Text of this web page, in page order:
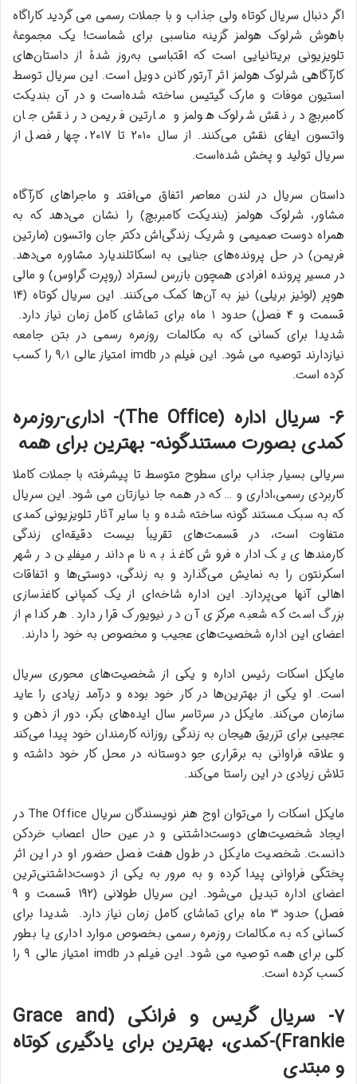
اگر دنبال سریال کوتاه ولی جذاب و با جملات رسمی می گردید کاراگاه
باهوش شرلوک هولمز گزینه مناسبی برای شماست! یک مجموعهٔ
تلویزیونی بریتانیایی است که اقتباسی به‌روز شدهٔ از داستان‌های
کارآگاهی شرلوک هولمز اثر آرتور کانن دویل است. این سریال توسط
استیون موفات و مارک گیتیس ساخته شده‌است و در آن بندیکت
کامبربچ در نقش شرلوک هولمز و مارتین فریمن در نقش جان
واتسون ایفای نقش می‌کنند. از سال ۲۰۱۰ تا ۲۰۱۷، چهار فصل از
سریال تولید و پخش شده‌است.
داستان سریال در لندن معاصر اتفاق می‌افتد و ماجراهای کارآگاه
مشاور، شرلوک هولمز (بندیکت کامبربچ) را نشان می‌دهد که به
همراه دوست صمیمی‌ و شریک زندگی‌اش دکتر جان واتسون (مارتین
فریمن) در حل پرونده‌های جنایی به اسکاتلندیارد مشاوره می‌دهد.
در مسیر پرونده افرادی همچون بازرس لستراد (روپرت گراوس) و مالی
هوپر (لوئیز بریلی) نیز به آن‌ها کمک می‌کنند. این سریال کوتاه (۱۴
قسمت و ۴ فصل) حدود ۱ ماه برای تماشای کامل زمان نیاز دارد.
شدیدا برای کسانی که به مکالمات روزمره رسمی در بتن جامعه
نیازدارند توصیه می شود. این فیلم در imdb امتیاز عالی ۹٫۱ را کسب
کرده است.
۶- سریال اداره (The Office)- اداری-روزمره
کمدی بصورت مستندگونه- بهترین برای همه
سریالی بسیار جذاب برای سطوح متوسط تا پیشرفته با جملات کاملا
کاربردی رسمی،اداری و … که در همه جا نیازتان می شود. این سریال
که به سبک مستند گونه ساخته شده و با سایر آثار تلویزیونی کمدی
متفاوت است، در قسمت‌های تقریباً بیست دقیقه‌ای زندگی
کارمندهای یک اداره فروش کاغذ به نام داندر میفلین در شهر
اسکرنتون را به نمایش می‌گذارد و به زندگی، دوستی‌ها و اتفاقات
اهالی آنها می‌پردازد. این اداره شاخه‌ای از یک کمپانی کاغذسازی
بزرگ است که شعبه مرکزی آن در نیویورک قرار دارد. هر کدام از
اعضای این اداره شخصیت‌های عجیب و مخصوص به خود را دارند.
مایکل اسکات رئیس اداره و یکی از شخصیت‌های محوری سریال
است. او یکی از بهترین‌ها در کار خود بوده و درآمد زیادی را عاید
سازمان می‌کند. مایکل در سرتاسر سال ایده‌های بکر، دور از ذهن و
عجیبی برای تزریق هیجان به زندگی روزانه کارمندان خود پیدا می‌کند
و علاقه فراوانی به برقراری جو دوستانه در محل کار خود داشته و
تلاش زیادی در این راستا می‌کند.
مایکل اسکات را می‌توان اوج هنر نویسندگان سریال The Office در
ایجاد شخصیت‌های دوست‌داشتنی و در عین حال اعصاب خردکن
دانست. شخصیت مایکل در طول هفت فصل حضور او در این اثر
پختگی فراوانی پیدا کرده و به مرور به یکی از دوست‌داشتنی‌ترین
اعضای اداره تبدیل می‌شود. این سریال طولانی (۱۹۲ قسمت و ۹
فصل) حدود ۳ ماه برای تماشای کامل زمان نیاز دارد. شدیدا برای
کسانی که به مکالمات روزمره رسمی بخصوص موارد اداری یا بطور
کلی برای همه توصیه می شود. این فیلم در imdb امتیاز عالی ۹ را
کسب کرده است.
۷- سریال گریس و فرانکی (Grace and
Frankie)-کمدی، بهترین برای یادگیری کوتاه
و مبتدی